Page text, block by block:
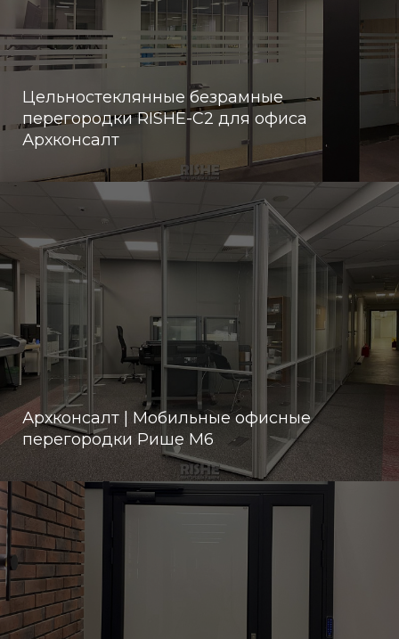
Цельностеклянные безрамные
перегородки RISHE-С2 для офиса
Архконсалт
Архконсалт | Мобильные офисные
перегородки Рише М6